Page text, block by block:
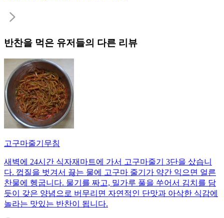
반찬을 먹은 유저들의 다른 리뷰
고구마줄기무침
새벽에 24시간 식자재마트에 가서 고구마줄기 3단을 샀습니
다. 껍질을 벗겨서 끓는 물에 고구마 줄기가 약간 익으면 얼른
찬물에 헹굽니다. 물기를 짜고, 밀가루 풀을 쑤어서 김치를 담
듯이 갖은 양념으로 버무리면 자연적인 단맛과 아삭한 식감에
놀라는 맛있는 반찬이 됩니다.